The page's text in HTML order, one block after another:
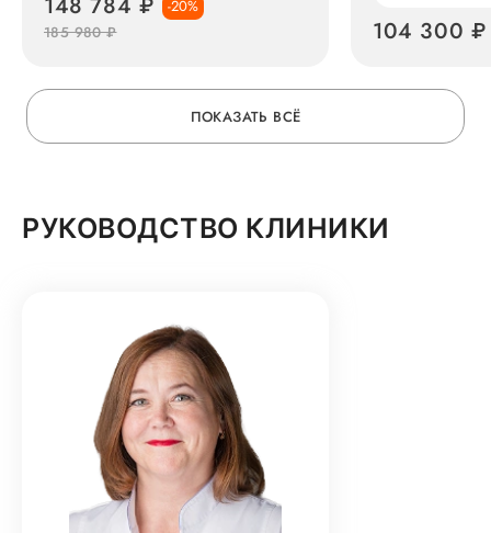
-20%
185 980 ₽
104 300 ₽
ПОКАЗАТЬ ВСЁ
РУКОВОДСТВО КЛИНИКИ